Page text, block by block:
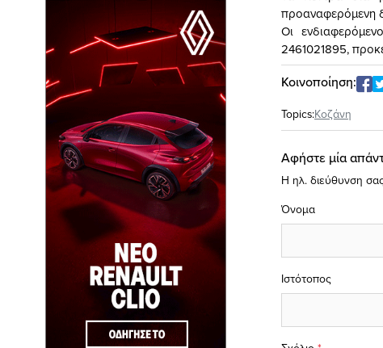
προαναφερόμενη
Οι
2461021895,
Κοινοποίηση:
Topics:Κοζάνη
Αφήστε μία
Η ηλ. διεύθυνση
Όνομα
Ιστότοπος